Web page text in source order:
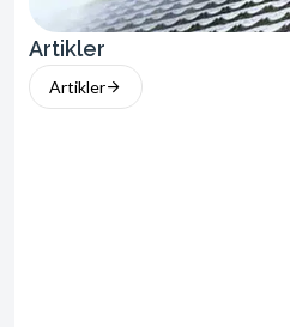
Artikler
Artikler